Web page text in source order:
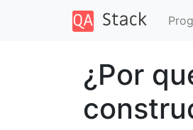
¿Por